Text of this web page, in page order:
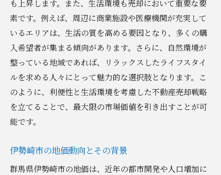
タイミングを見極めるための指標とデータ
早期売却を実現するための計画と準備
売却タイミングを最適化するためのヒント
地域特性を活かした群馬県での不動産売却戦略
地域特性を反映した売却プロモーション法
市場ニーズに応じた戦略的な物件紹介
地域特有の魅力をアピールする売却戦略
も上昇します。また、生活環境も売却において重要な要
素です。例えば、周辺に商業施設や医療機関が充実して
いるエリアは、生活の質を高める要因となり、多くの購
入希望者が集まる傾向があります。さらに、自然環境が
整っている地域であれば、リラックスしたライフスタイ
ルを求める人々にとって魅力的な選択肢となります。こ
のように、利便性と生活環境を考慮した不動産売却戦略
を立てることで、最大限の市場価値を引き出すことが可
能です。
伊勢崎市の地価動向とその背景
群馬県伊勢崎市の地価は、近年の都市開発や人口増加に